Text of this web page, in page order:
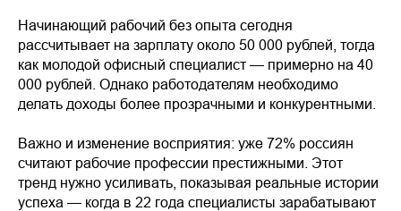
Начинающий рабочий без опыта сегодня
рассчитывает на зарплату около 50 000 рублей, тогда
как молодой офисный специалист — примерно на 40
000 рублей. Однако работодателям необходимо
делать доходы более прозрачными и конкурентными.
Важно и изменение восприятия: уже 72% россиян
считают рабочие профессии престижными. Этот
тренд нужно усиливать, показывая реальные истории
успеха — когда в 22 года специалисты зарабатывают